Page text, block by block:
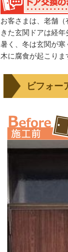
お客さまは、老舗
きた玄関ドアは経
暑く、冬は玄関が
木に腐食が起こり
ビフォー